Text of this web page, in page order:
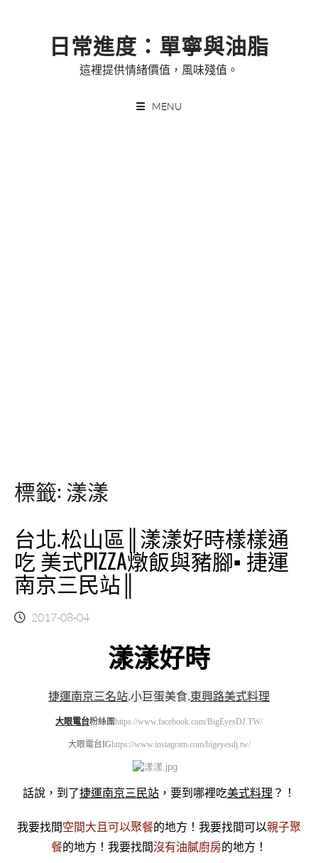
日常進度：單寧與油脂
這裡提供情緒價值，風味殘值。
MENU
標籤: 漾漾
台北.松山區║漾漾好時樣樣通
吃 美式PIZZA燉飯與豬腳▪ 捷運
南京三民站║
2017-08-04
漾漾好時
捷運南京三名站.小巨蛋美食.東興路美式料理
大眼電台粉絲團https://www.facebook.com/BigEyesDJ.TW/
大眼電台IGhttps://www.instagram.com/bigeyesdj.tw/
話說，到了捷運南京三民站 ，要到哪裡吃美式料理 ？！
我要找間空間大且可以聚餐的地方！我要找間可以親子聚
餐的地方！我要找間沒有油膩廚房的地方！